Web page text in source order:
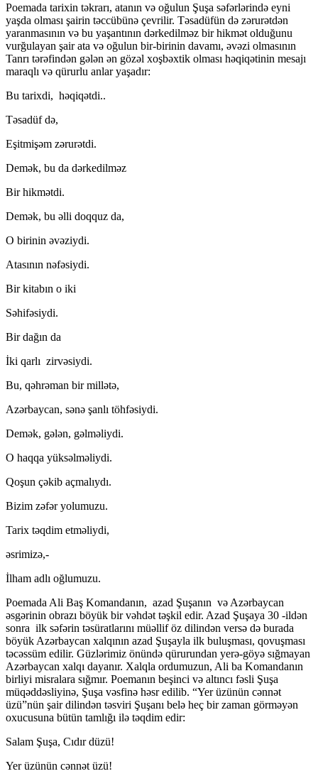
Poemada tarixin təkrarı, atanın və oğulun Şuşa səfərlərində eyni
yaşda olması şairin təccübünə çevrilir. Təsadüfün də zərurətdən
yaranmasının və bu yaşantının dərkedilməz bir hikmət olduğunu
vurğulayan şair ata və oğulun bir-birinin davamı, əvəzi olmasının
Tanrı tərəfindən gələn ən gözəl xoşbəxtik olması həqiqətinin mesajı
maraqlı və qürurlu anlar yaşadır:
Bu tarixdi, həqiqətdi..
Təsadüf də,
Eşitmişəm zərurətdi.
Demək, bu da dərkedilməz
Bir hikmətdi.
Demək, bu əlli doqquz da,
O birinin əvəziydi.
Atasının nəfəsiydi.
Bir kitabın o iki
Səhifəsiydi.
Bir dağın da
İki qarlı zirvəsiydi.
Bu, qəhrəman bir millətə,
Azərbaycan, sənə şanlı töhfəsiydi.
Demək, gələn, gəlməliydi.
O haqqa yüksəlməliydi.
Qoşun çəkib açmalıydı.
Bizim zəfər yolumuzu.
Tarix təqdim etməliydi,
əsrimizə,-
İlham adlı oğlumuzu.
Poemada Ali Baş Komandanın, azad Şuşanın və Azərbaycan
əsgərinin obrazı böyük bir vəhdət təşkil edir. Azad Şuşaya 30 -ildən
sonra ilk səfərin təsüratlarını müəllif öz dilindən versə də burada
böyük Azərbaycan xalqının azad Şuşayla ilk buluşması, qovuşması
təcəssüm edilir. Güzlərimiz önündə qürurundan yerə-göyə sığmayan
Azərbaycan xalqı dayanır. Xalqla ordumuzun, Ali ba Komandanın
birliyi misralara sığmır. Poemanın beşinci və altıncı fəsli Şuşa
müqəddəsliyinə, Şuşa vəsfinə həsr edilib. “Yer üzünün cənnət
üzü”nün şair dilindən təsviri Şuşanı belə heç bir zaman görməyən
oxucusuna bütün tamlığı ilə təqdim edir:
Salam Şuşa, Cıdır düzü!
Yer üzünün cənnət üzü!